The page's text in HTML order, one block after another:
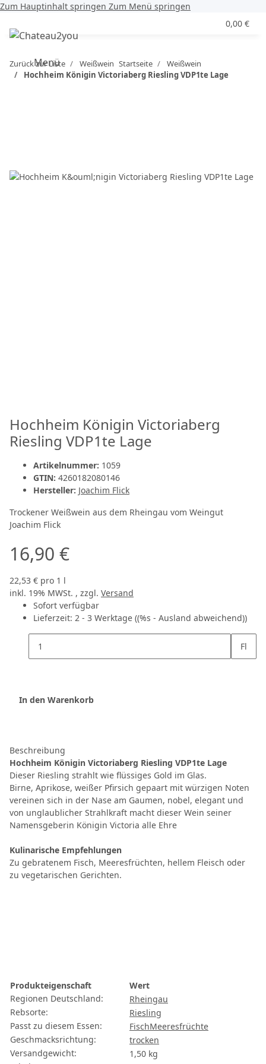
Zum Hauptinhalt springen Zum Menü springen
Menü
0,00 €
Zurück zur Liste Weißwein Startseite
Weißwein
Hochheim Königin Victoriaberg Riesling VDP1te Lage
Hochheim Königin Victoriaberg
Riesling VDP1te Lage
Artikelnummer: 1059
GTIN: 4260182080146
Hersteller: Joachim Flick
Trockener Weißwein aus dem Rheingau vom Weingut
Joachim Flick
16,90 €
22,53 € pro 1 l
inkl. 19% MWSt. , zzgl. Versand
Sofort verfügbar
Lieferzeit: 2 - 3 Werktage ((%s - Ausland abweichend))
Fl
In den Warenkorb
Beschreibung
Hochheim Königin Victoriaberg Riesling VDP1te Lage
Dieser Riesling strahlt wie flüssiges Gold im Glas.
Birne, Aprikose, weißer Pfirsich gepaart mit würzigen Noten
vereinen sich in der Nase am Gaumen, nobel, elegant und
von unglaublicher Strahlkraft macht dieser Wein seiner
Namensgeberin Königin Victoria alle Ehre
Kulinarische Empfehlungen
Zu gebratenem Fisch, Meeresfrüchten, hellem Fleisch oder
zu vegetarischen Gerichten.
Produkteigenschaft
Wert
Regionen Deutschland:
Rheingau
Rebsorte:
Riesling
Passt zu diesem Essen:
FischMeeresfrüchte
Geschmacksrichtung:
trocken
Versandgewicht:
1,50 kg